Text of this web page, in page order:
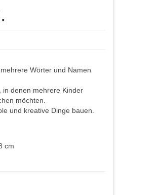
Wörter und Namen
in denen mehrere Kinder
möchten.
und kreative Dinge bauen.
cm